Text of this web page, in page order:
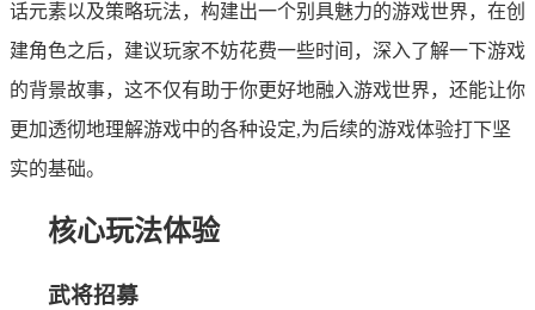
话元素以及策略玩法，构建出一个别具魅力的游戏世界，在创
建角色之后，建议玩家不妨花费一些时间，深入了解一下游戏
的背景故事，这不仅有助于你更好地融入游戏世界，还能让你
更加透彻地理解游戏中的各种设定,为后续的游戏体验打下坚
实的基础。
核心玩法体验
武将招募